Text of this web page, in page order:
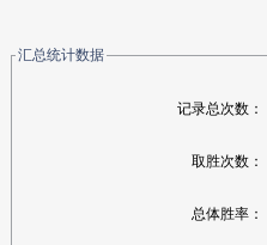
汇总统计数据
记录总次数：
取胜次数：
总体胜率：